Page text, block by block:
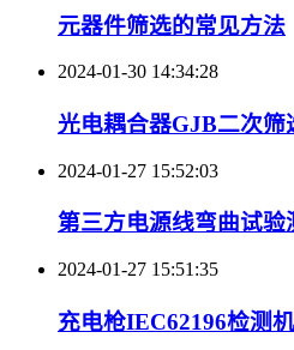
元器件筛选的常见方法
2024-01-30 14:34:28
光电耦合器GJB二次筛
2024-01-27 15:52:03
第三方电源线弯曲试验
2024-01-27 15:51:35
充电枪IEC62196检测